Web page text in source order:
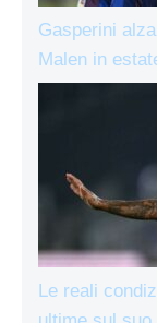
Gasperini
Malen in
Le reali